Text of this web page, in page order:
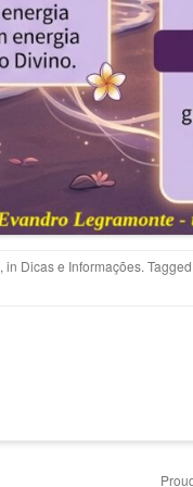
, in Dicas e Informações.